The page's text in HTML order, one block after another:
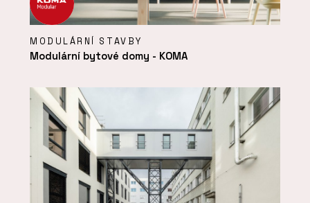
MODULÁRNÍ STAVBY
Modulární bytové domy - KOMA